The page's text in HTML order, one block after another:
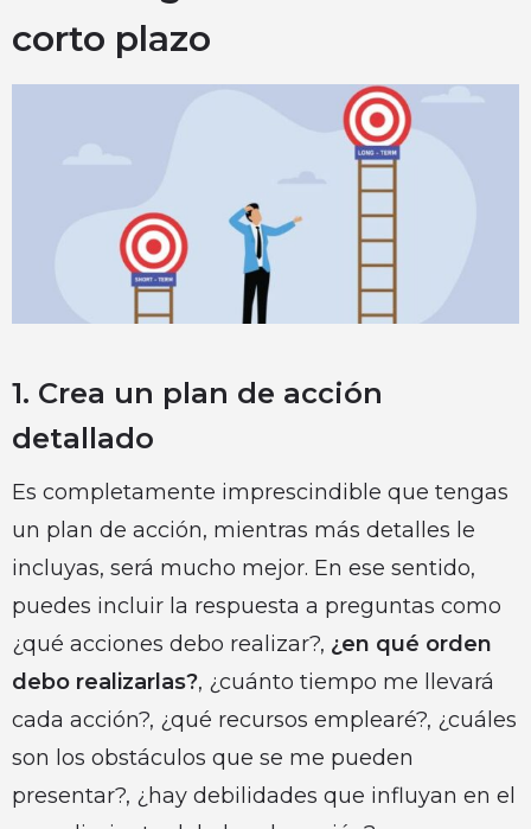
corto plazo
1. Crea un plan de acción
detallado
Es completamente imprescindible que tengas
un plan de acción, mientras más detalles le
incluyas, será mucho mejor. En ese sentido,
puedes incluir la respuesta a preguntas como
¿qué acciones debo realizar?, ¿en qué orden
debo realizarlas?, ¿cuánto tiempo me llevará
cada acción?, ¿qué recursos emplearé?, ¿cuáles
son los obstáculos que se me pueden
presentar?, ¿hay debilidades que influyan en el